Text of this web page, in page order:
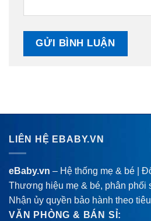
LIÊN HỆ EBABY.VN
eBaby.vn – Hệ thống mẹ & bé |
Thương hiệu mẹ & bé, phân phối
Nhận ủy quyền bảo hành theo
VĂN PHÒNG & BÁN SỈ: